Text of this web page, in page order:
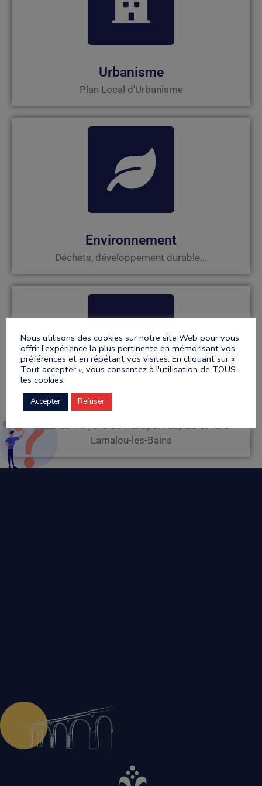
Urbanisme
Plan Local d'Urbanisme
Environnement
Déchets, développement durable...
Transports
Tous les moyens de transport depuis et vers
Lamalou-les-Bains
Nous utilisons des cookies sur notre site Web pour vous
offrir l'expérience la plus pertinente en mémorisant vos
préférences et en répétant vos visites. En cliquant sur «
Tout accepter », vous consentez à l'utilisation de TOUS
les cookies.
Accepter Refuser